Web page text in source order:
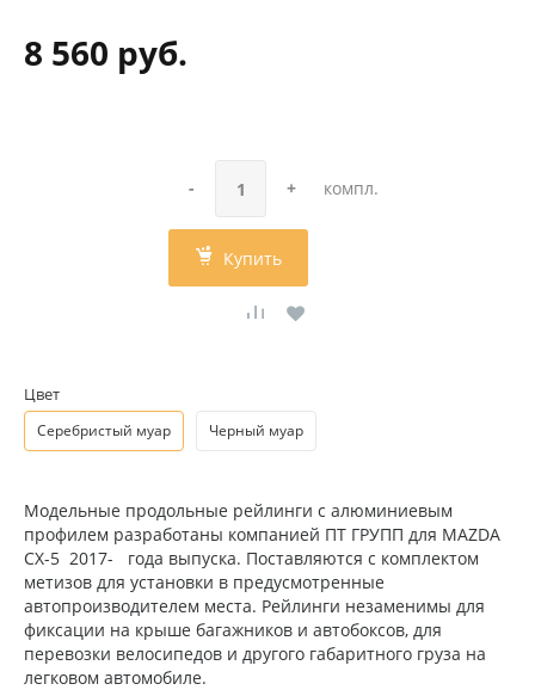
8 560 руб.
- + компл.
Купить
Цвет
Серебристый муар Черный муар
Модельные продольные рейлинги с алюминиевым
профилем разработаны компанией ПТ ГРУПП для MAZDA
CX-5 2017- года выпуска. Поставляются с комплектом
метизов для установки в предусмотренные
автопроизводителем места. Рейлинги незаменимы для
фиксации на крыше багажников и автобоксов, для
перевозки велосипедов и другого габаритного груза на
легковом автомобиле.